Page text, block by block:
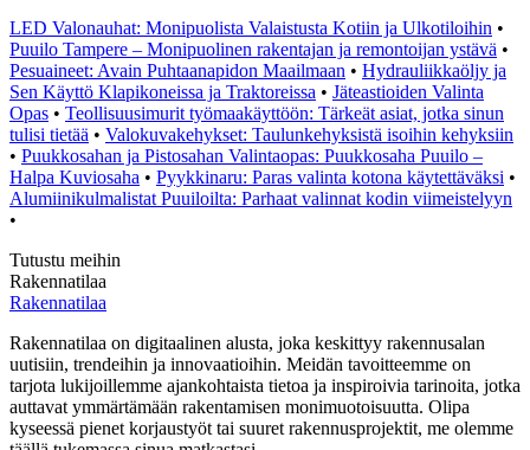
LED Valonauhat: Monipuolista Valaistusta Kotiin ja Ulkotiloihin •
Puuilo Tampere – Monipuolinen rakentajan ja remontoijan ystävä •
Pesuaineet: Avain Puhtaanapidon Maailmaan • Hydrauliikkaöljy ja
Sen Käyttö Klapikoneissa ja Traktoreissa • Jäteastioiden Valinta
Opas • Teollisuusimurit työmaakäyttöön: Tärkeät asiat, jotka sinun
tulisi tietää • Valokuvakehykset: Taulunkehyksistä isoihin kehyksiin
• Puukkosahan ja Pistosahan Valintaopas: Puukkosaha Puuilo –
Halpa Kuviosaha • Pyykkinaru: Paras valinta kotona käytettäväksi •
Alumiinikulmalistat Puuiloilta: Parhaat valinnat kodin viimeistelyyn
•
Tutustu meihin
Rakennatilaa
Rakennatilaa
Rakennatilaa on digitaalinen alusta, joka keskittyy rakennusalan
uutisiin, trendeihin ja innovaatioihin. Meidän tavoitteemme on
tarjota lukijoillemme ajankohtaista tietoa ja inspiroivia tarinoita, jotka
auttavat ymmärtämään rakentamisen monimuotoisuutta. Olipa
kyseessä pienet korjaustyöt tai suuret rakennusprojektit, me olemme